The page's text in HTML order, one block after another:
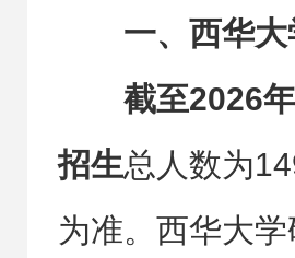
一、西华
截至2026
招生总人数为
为准。‌‌西华大